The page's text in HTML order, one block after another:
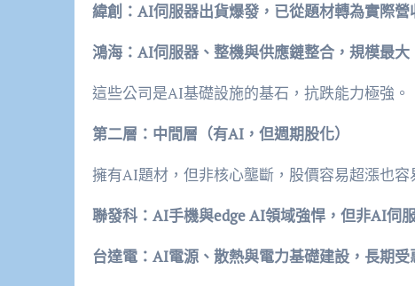
緯創：AI伺服器出貨爆發，已從題材轉為實際營
鴻海：AI伺服器、整機與供應鏈整合，規模最大
這些公司是AI基礎設施的基石，抗跌能力極強。
第二層：中間層（有AI，但週期股化）
擁有AI題材，但非核心壟斷，股價容易超漲也
聯發科：AI手機與edge AI領域強悍，但非AI伺
台達電：AI電源、散熱與電力基礎建設，長期受